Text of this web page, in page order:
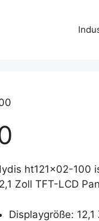
ht121x02-100
Zoll TFT-LCD
Displaygröße: 12,1